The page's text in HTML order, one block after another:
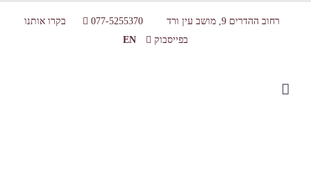
רחוב ההדרים 9, מושב עין ורד 077-5255370
בקרו אותנו
בפייסבוק
EN